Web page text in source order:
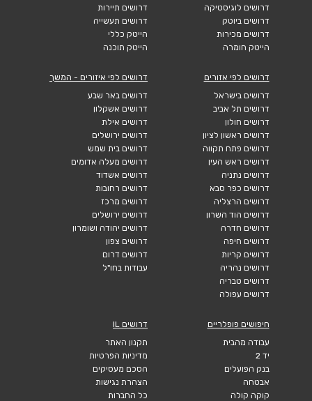
דרושים לוגיסטיקה
דרושים ביוטק
דרושים מכירות
הייטק חומרה
דרושים תיירות
דרושים תעשייה
הייטק כללי
הייטק תוכנה
דרושים לפי אזורים
דרושים בישראל
דרושים תל אביב
דרושים חולון
דרושים ראשון לציון
דרושים פתח תקווה
דרושים ראש העין
דרושים נתניה
דרושים כפר סבא
דרושים הרצליה
דרושים הוד השרון
דרושים חדרה
דרושים חיפה
דרושים קריות
דרושים נהריה
דרושים טבריה
דרושים עפולה
דרושים לפי איזורים - המשך
דרושים באר שבע
דרושים אשקלון
דרושים אילת
דרושים ירושלים
דרושים בית שמש
דרושים מעלה אדומים
דרושים אשדוד
דרושים רחובות
דרושים מרכז
דרושים ירושלים
דרושים יהודה ושומרון
דרושים צפון
דרושים דרום
עבודות בחו"ל
חיפושים פופלריים
עבודה מהבית
יד 2
בנק הפועלים
אבטחה
קוקה קולה
דרושים IL
תקנון האתר
מדיניות הפרטיות
הסכם מעסיקים
הצהרת נגישות
כל החברות